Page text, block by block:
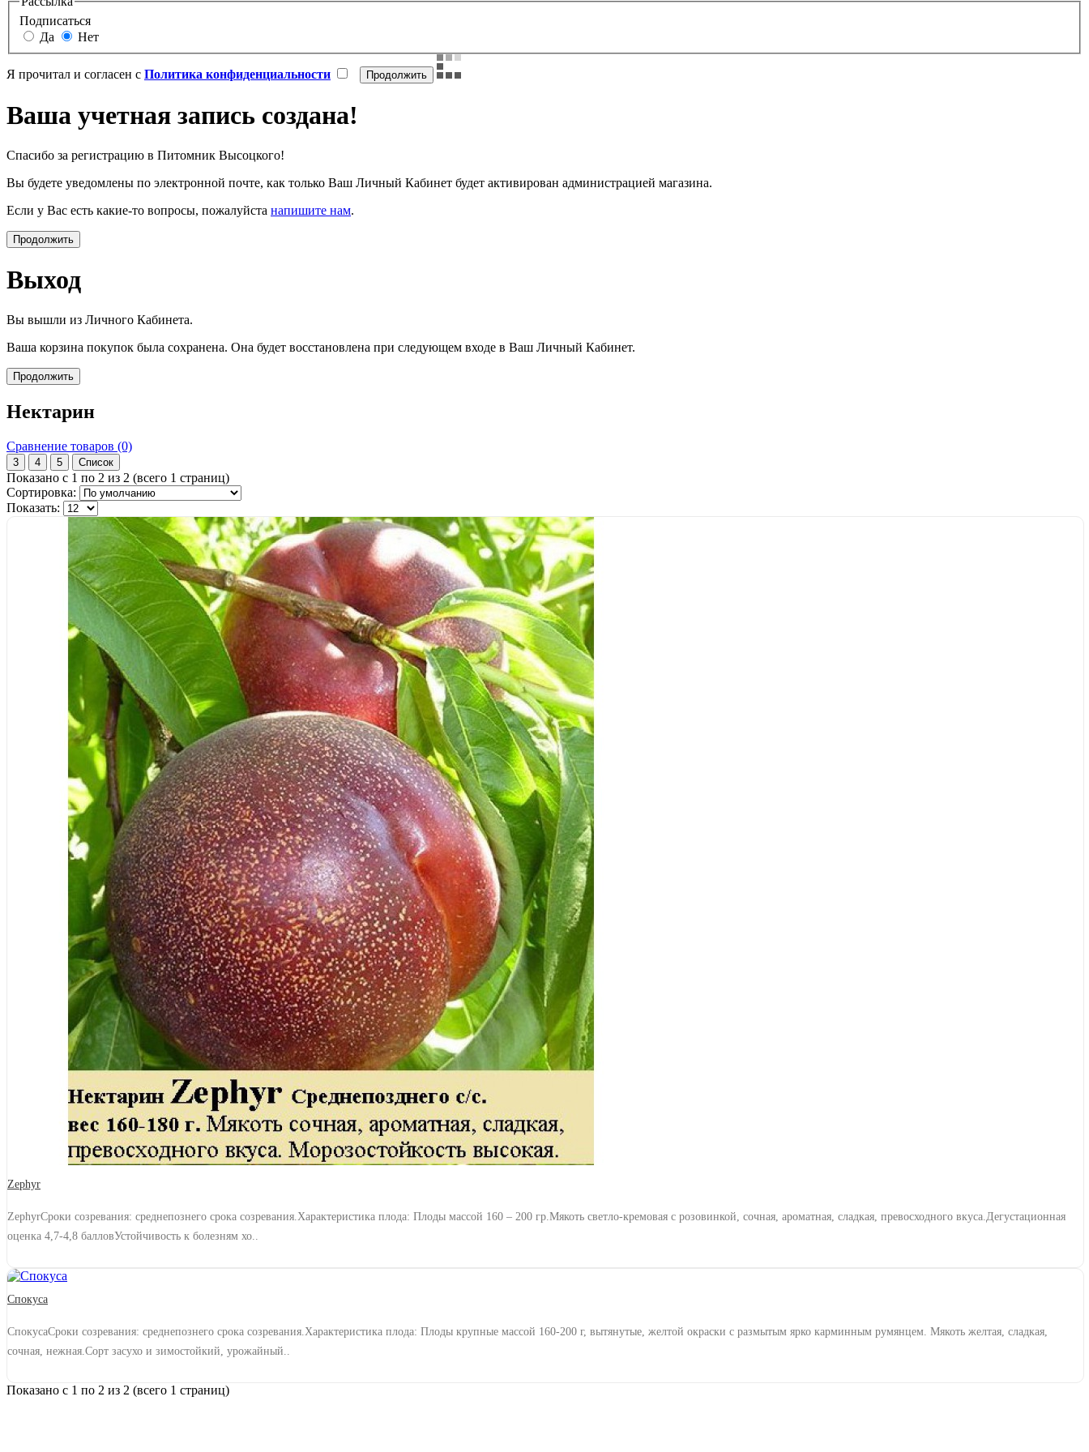
Подписаться
Да
Нет
Я прочитал и согласен с Политика конфиденциальности
Ваша учетная запись создана!
Спасибо за регистрацию в Питомник Высоцкого!
Вы будете уведомлены по электронной почте, как только Ваш Личный Кабинет будет активирован администрацией магазина.
Если у Вас есть какие-то вопросы, пожалуйста напишите нам.
Продолжить
Выход
Вы вышли из Личного Кабинета.
Ваша корзина покупок была сохранена. Она будет восстановлена при следующем входе в Ваш Личный Кабинет.
Продолжить
Нектарин
Сравнение товаров (0)
3 4 5 Список
Показано с 1 по 2 из 2 (всего 1 страниц)
Сортировка:
Показать:
Zephyr
ZephyrСроки созревания: среднепознего срока созревания.Характеристика плода: Плоды массой 160 – 200 гр.Мякоть светло-кремовая с розовинкой, сочная, ароматная, сладкая, превосходного вкуса.Дегустационная
оценка 4,7-4,8 балловУстойчивость к болезням хо..
Спокуса
СпокусаСроки созревания: среднепознего срока созревания.Характеристика плода: Плоды крупные массой 160-200 г, вытянутые, желтой окраски с размытым ярко карминным румянцем. Мякоть желтая, сладкая,
сочная, нежная.Сорт засухо и зимостойкий, урожайный..
Показано с 1 по 2 из 2 (всего 1 страниц)